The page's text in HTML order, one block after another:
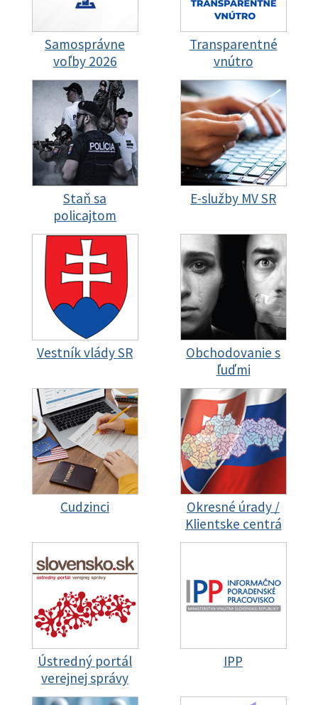
Samosprávne
voľby 2026
Transparentné
vnútro
Staň sa
policajtom
E-služby MV SR
Vestník vlády SR
Obchodovanie s
ľuďmi
Cudzinci
Okresné úrady /
Klientske centrá
Ústredný portál
verejnej správy
IPP